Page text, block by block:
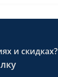
и скидках?